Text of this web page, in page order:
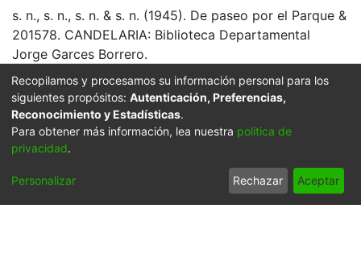
s. n., s. n., s. n. & s. n. (1945). De paseo por el Parque &
201578. CANDELARIA: Biblioteca Departamental
Jorge Garces Borrero.
URI
https://audiovisuales.icesi.edu.co/handle/123456789/2
1119
APFFVC - Fotos Familiares - Patrimonial
Recopilamos y procesamos su información personal para los
siguientes propósitos: Autenticación, Preferencias,
Reconocimiento y Estadísticas.
Para obtener más información, lea nuestra política de
privacidad.
Personalizar Rechazar Aceptar